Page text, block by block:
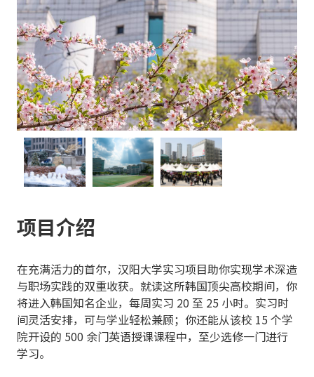
项目介绍
在充满活力的首尔，汉阳大学实习项目助你实现学术深造
与职场实践的双重收获。就读这所韩国顶尖高校期间，你
将进入韩国知名企业，每周实习 20 至 25 小时。实习时
间灵活安排，可与学业轻松兼顾；你还能从该校 15 个学
院开设的 500 余门英语授课课程中，至少选修一门进行
学习。